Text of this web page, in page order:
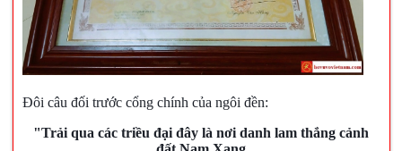
Đôi câu đối trước cổng chính của ngôi đền:
"Trải qua các triều đại đây là nơi danh lam thắng cảnh